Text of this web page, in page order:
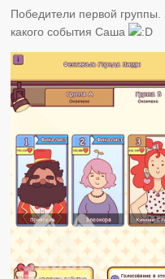
Победители первой
какого события Саша